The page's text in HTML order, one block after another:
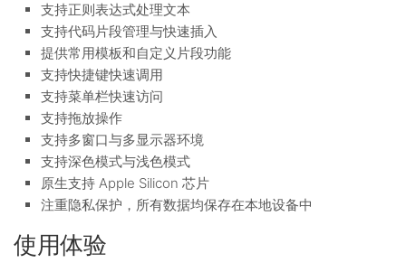
支持正则表达式处理文本
支持代码片段管理与快速插入
提供常用模板和自定义片段功能
支持快捷键快速调用
支持菜单栏快速访问
支持拖放操作
支持多窗口与多显示器环境
支持深色模式与浅色模式
原生支持 Apple Silicon 芯片
注重隐私保护，所有数据均保存在本地设备中
使用体验